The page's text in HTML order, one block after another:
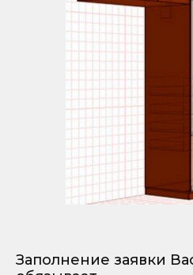
Заполнение заявки